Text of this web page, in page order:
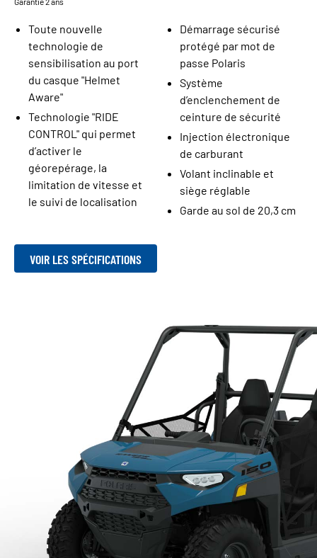
Toute nouvelle
technologie de
sensibilisation au port
du casque "Helmet
Aware"
Technologie "RIDE
CONTROL" qui permet
d’activer le
géorepérage, la
limitation de vitesse et
le suivi de localisation
Démarrage sécurisé
protégé par mot de
passe Polaris
Système
d’enclenchement de
ceinture de sécurité
Injection électronique
de carburant
Volant inclinable et
siège réglable
Garde au sol de 20,3 cm
VOIR LES SPÉCIFICATIONS